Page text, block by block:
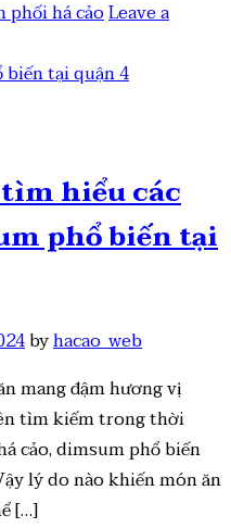
phối há cảoLeave a
hiểu các
phổ biến tại
byhacao_web
mang đậm hương vị
tìm kiếm trong thời
cảo, dimsum phổ biến
lý do nào khiến món ăn
[…]